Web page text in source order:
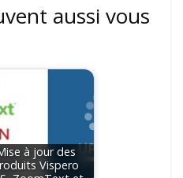
aussi vous
à jour des
Vispero